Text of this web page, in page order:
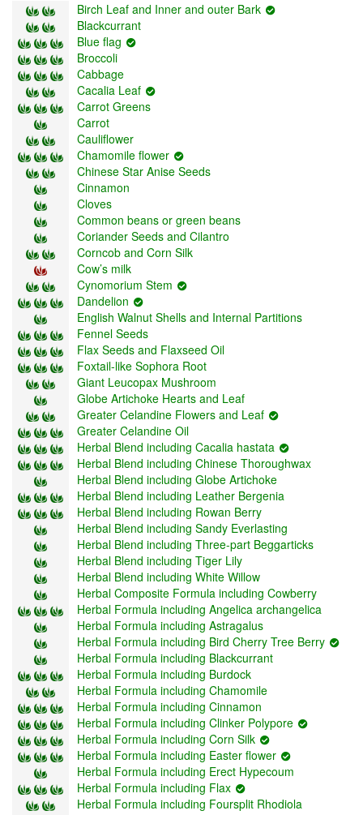
Birch Leaf and Inner and outer Bark
Blackcurrant
Blue flag
Broccoli
Cabbage
Cacalia Leaf
Carrot Greens
Carrot
Cauliflower
Chamomile flower
Chinese Star Anise Seeds
Cinnamon
Cloves
Common beans or green beans
Coriander Seeds and Cilantro
Corncob and Corn Silk
Cow’s milk
Cynomorium Stem
Dandelion
English Walnut Shells and Internal Partitions
Fennel Seeds
Flax Seeds and Flaxseed Oil
Foxtail-like Sophora Root
Giant Leucopax Mushroom
Globe Artichoke Hearts and Leaf
Greater Celandine Flowers and Leaf
Greater Celandine Oil
Herbal Blend including Cacalia hastata
Herbal Blend including Chinese Thoroughwax
Herbal Blend including Globe Artichoke
Herbal Blend including Leather Bergenia
Herbal Blend including Rowan Berry
Herbal Blend including Sandy Everlasting
Herbal Blend including Three-part Beggarticks
Herbal Blend including Tiger Lily
Herbal Blend including White Willow
Herbal Composite Formula including Cowberry
Herbal Formula including Angelica archangelica
Herbal Formula including Astragalus
Herbal Formula including Bird Cherry Tree Berry
Herbal Formula including Blackcurrant
Herbal Formula including Burdock
Herbal Formula including Chamomile
Herbal Formula including Cinnamon
Herbal Formula including Clinker Polypore
Herbal Formula including Corn Silk
Herbal Formula including Easter flower
Herbal Formula including Erect Hypecoum
Herbal Formula including Flax
Herbal Formula including Foursplit Rhodiola